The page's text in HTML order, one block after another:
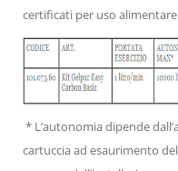
certificati per uso
* L’autonomia dipende
cartuccia ad esaurimento